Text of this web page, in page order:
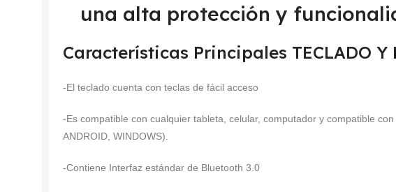
una alta protección y
Características Principales TECLADO Y
-El teclado cuenta con teclas de fácil acceso
-Es compatible con cualquier tableta, celular, computador y compatible
ANDROID, WINDOWS).
-Contiene Interfaz estándar de Bluetooth 3.0